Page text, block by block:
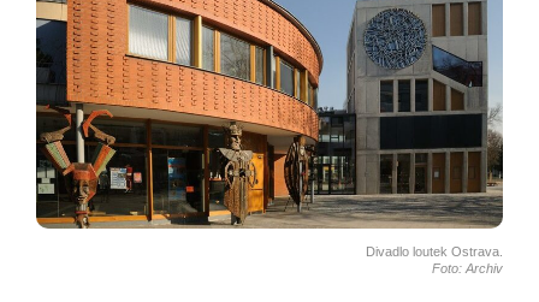
Divadlo loutek Ostrava.
Foto: Archiv